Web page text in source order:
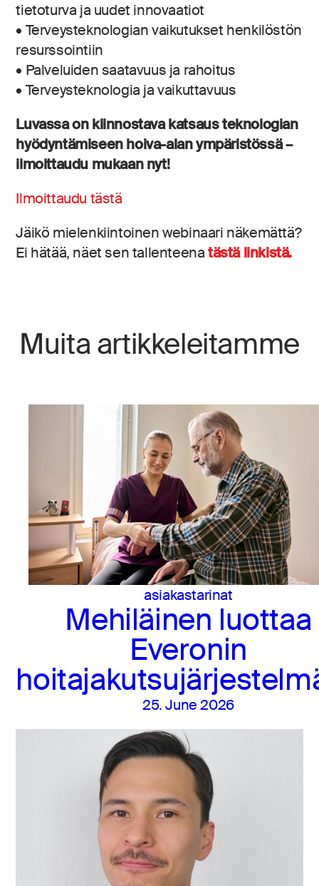
tietoturva ja uudet innovaatiot
• Terveysteknologian vaikutukset henkilöstön
resurssointiin
• Palveluiden saatavuus ja rahoitus
• Terveysteknologia ja vaikuttavuus
Luvassa on kiinnostava katsaus teknologian
hyödyntämiseen hoiva-alan ympäristössä –
ilmoittaudu mukaan nyt!
Ilmoittaudu tästä
Jäikö mielenkiintoinen webinaari näkemättä?
Ei hätää, näet sen tallenteenatästä linkistä.
Muita artikkeleitamme
asiakastarinat
Mehiläinen luottaa
Everonin
25. June 2026